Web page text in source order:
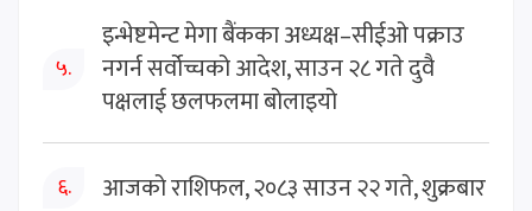
५.
इन्भेष्टमेन्ट मेगा बैंकका अध्यक्ष–सीईओ पक्राउ
नगर्न सर्वोच्चको आदेश, साउन २८ गते दुवै
पक्षलाई छलफलमा बोलाइयो
६. आजको राशिफल, २०८३ साउन २२ गते, शुक्रबार